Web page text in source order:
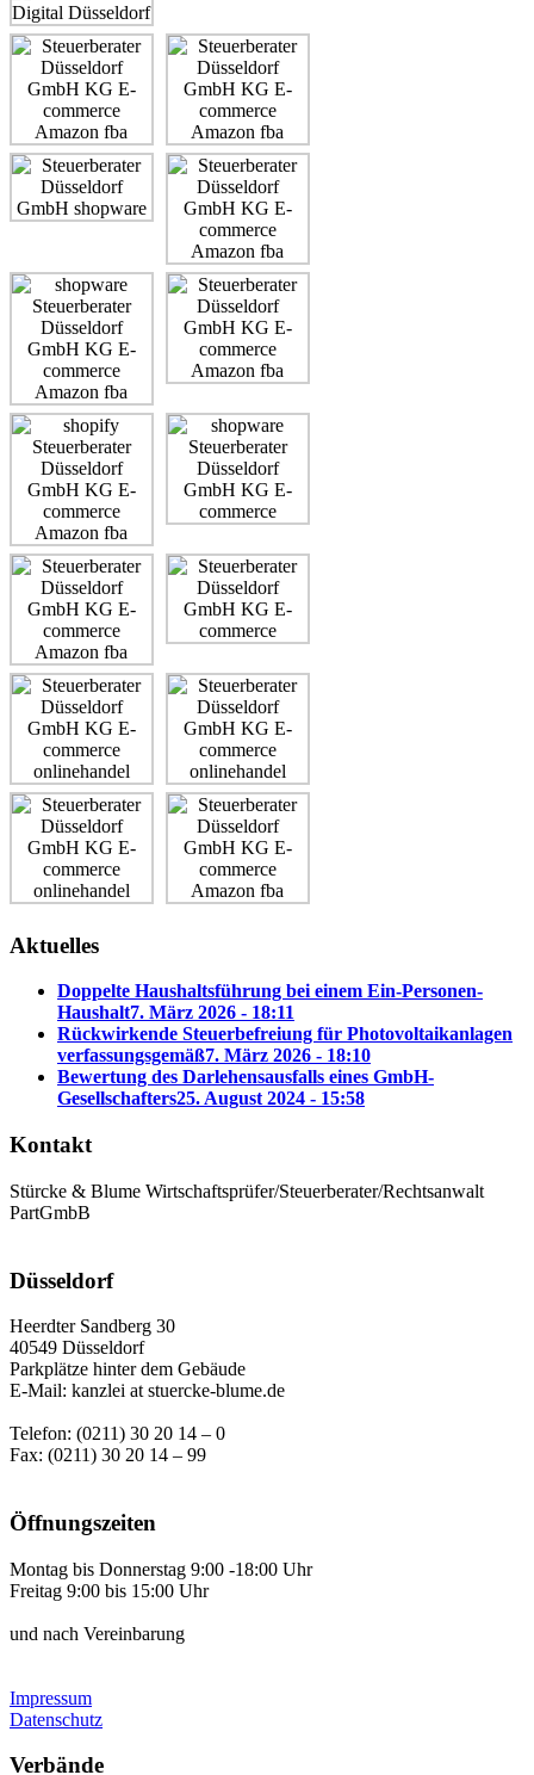
Aktuelles
Doppelte Haushaltsführung bei einem Ein-Personen-
Haushalt7. März 2026 - 18:11
Rückwirkende Steuerbefreiung für Photovoltaikanlagen
verfassungsgemäß7. März 2026 - 18:10
Bewertung des Darlehensausfalls eines GmbH-
Gesellschafters25. August 2024 - 15:58
Kontakt
Stürcke & Blume Wirtschaftsprüfer/Steuerberater/Rechtsanwalt
PartGmbB
Düsseldorf
Heerdter Sandberg 30
40549 Düsseldorf
Parkplätze hinter dem Gebäude
E-Mail: kanzlei at stuercke-blume.de
Telefon: (0211) 30 20 14 – 0
Fax: (0211) 30 20 14 – 99
Öffnungszeiten
Montag bis Donnerstag 9:00 -18:00 Uhr
Freitag 9:00 bis 15:00 Uhr
und nach Vereinbarung
Impressum
Datenschutz
Verbände